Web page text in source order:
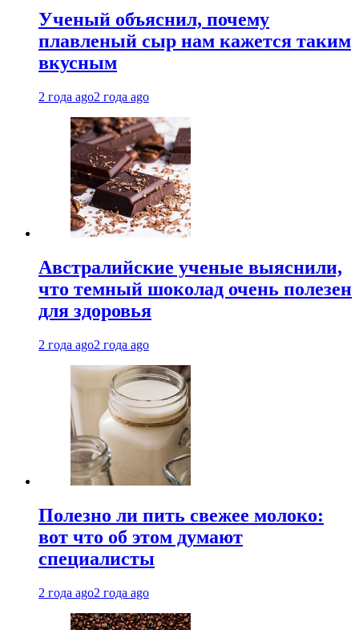
Ученый объяснил, почему
плавленый сыр нам кажется таким
вкусным
2 года ago2 года ago
Австралийские ученые выяснили,
что темный шоколад очень полезен
для здоровья
2 года ago2 года ago
Полезно ли пить свежее молоко:
вот что об этом думают
специалисты
2 года ago2 года ago